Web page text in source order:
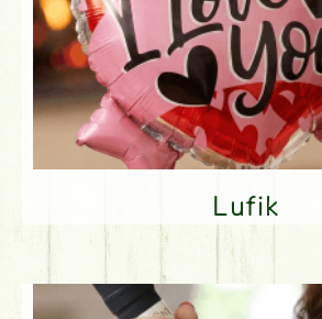
Lufik